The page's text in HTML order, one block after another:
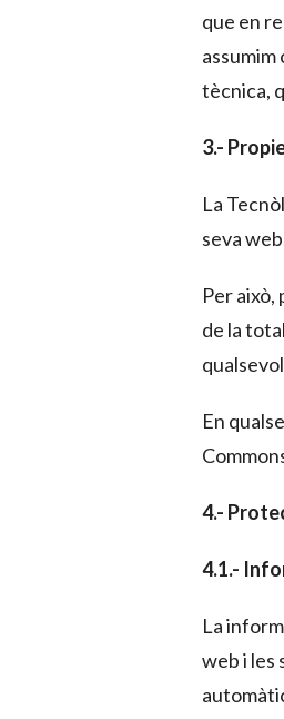
que en
tècnica,
3.-
La
seva
Per
de la
En
4.-
4.1.-
La
web i les